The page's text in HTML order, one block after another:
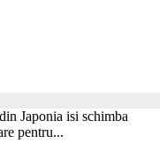
Japonia isi schimba
pentru...